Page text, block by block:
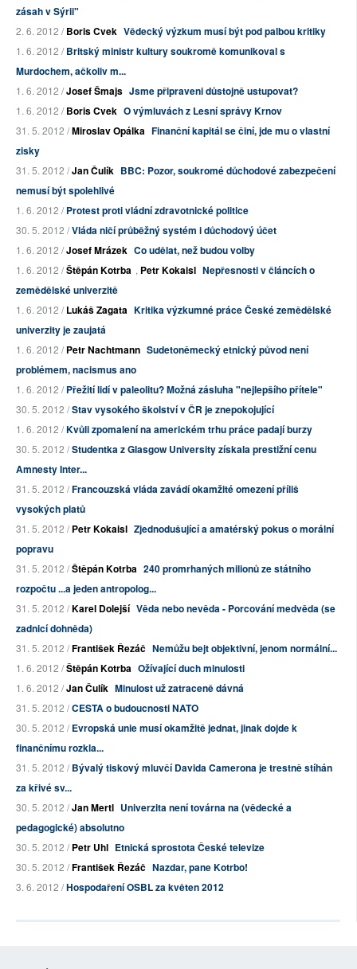
zásah v Sýrii"
2. 6. 2012 /Boris Cvek Vědecký výzkum musí být pod palbou kritiky
1. 6. 2012 /Britský ministr kultury soukromě komunikoval s
Murdochem, ačkoliv m...
1. 6. 2012 /Josef Šmajs Jsme připraveni důstojně ustupovat?
1. 6. 2012 /Boris Cvek O výmluvách z Lesní správy Krnov
31. 5. 2012 /Miroslav Opálka Finanční kapitál se činí, jde mu o vlastní
zisky
31. 5. 2012 /Jan Čulík BBC: Pozor, soukromé důchodové zabezpečení
nemusí být spolehlivé
1. 6. 2012 /Protest proti vládní zdravotnické politice
30. 5. 2012 /Vláda ničí průběžný systém i důchodový účet
1. 6. 2012 /Josef Mrázek Co udělat, než budou volby
1. 6. 2012 /Štěpán Kotrba , Petr Kokaisl Nepřesnosti v článcích o
zemědělské univerzitě
1. 6. 2012 /Lukáš Zagata Kritika výzkumné práce České zemědělské
univerzity je zaujatá
1. 6. 2012 /Petr Nachtmann Sudetoněmecký etnický původ není
problémem, nacismus ano
1. 6. 2012 /Přežití lidí v paleolitu? Možná zásluha "nejlepšího přítele"
30. 5. 2012 /Stav vysokého školství v ČR je znepokojující
1. 6. 2012 /Kvůli zpomalení na americkém trhu práce padají burzy
30. 5. 2012 /Studentka z Glasgow University získala prestižní cenu
Amnesty Inter...
31. 5. 2012 /Francouzská vláda zavádí okamžité omezení příliš
vysokých platů
31. 5. 2012 /Petr Kokaisl Zjednodušující a amatérský pokus o morální
popravu
31. 5. 2012 /Štěpán Kotrba 240 promrhaných milionů ze státního
rozpočtu ...a jeden antropolog...
31. 5. 2012 /Karel Dolejší Věda nebo nevěda - Porcování medvěda (se
zadnicí dohněda)
31. 5. 2012 /František Řezáč Nemůžu bejt objektivní, jenom normální...
1. 6. 2012 /Štěpán Kotrba Ožívající duch minulosti
1. 6. 2012 /Jan Čulík Minulost už zatraceně dávná
31. 5. 2012 /CESTA o budoucnosti NATO
30. 5. 2012 /Evropská unie musí okamžitě jednat, jinak dojde k
finančnímu rozkla...
31. 5. 2012 /Bývalý tiskový mluvčí Davida Camerona je trestně stíhán
za křivé sv...
30. 5. 2012 /Jan Mertl Univerzita není továrna na (vědecké a
pedagogické) absolutno
30. 5. 2012 /Petr Uhl Etnická sprostota České televize
30. 5. 2012 /František Řezáč Nazdar, pane Kotrbo!
3. 6. 2012 /Hospodaření OSBL za květen 2012